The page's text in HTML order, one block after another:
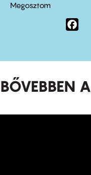
Megosztom
BŐVEBBEN